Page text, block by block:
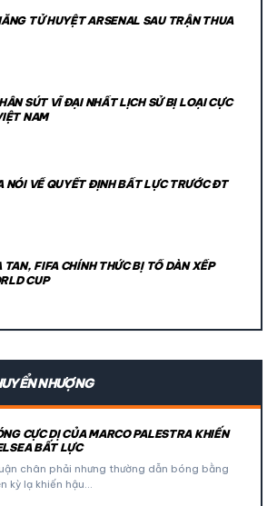
TỬ HUYỆT ARSENAL SAU TRẬN THUA
SÚT VĨ ĐẠI NHẤT LỊCH SỬ BỊ LOẠI CỰC
NAM
NÓI VỀ QUYẾT ĐỊNH BẤT LỰC TRƯỚC ĐT
TAN, FIFA CHÍNH THỨC BỊ TỐ DÀN XẾP
CUP
NHƯỢNG
CỰC DỊ CỦA MARCO PALESTRA KHIẾN
BẤT LỰC
chân phải nhưng thường dẫn bóng bằng
kỳ lạ khiến hậu…